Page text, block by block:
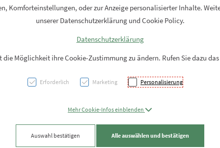
19,95 EUR
Komforteinstellungen, oder zur Anzeige personalisierter Inhalte.
unserer Datenschutzerklärung und Cookie Policy.
Datenschutzerklärung
die Möglichkeit ihre Cookie-Zustimmung zu ändern. Rufen Sie dazu
Erforderlich Marketing Personalisierung
Mehr Cookie-Infos einblenden
Auswahl bestätigen Alle auswählen und bestätigen